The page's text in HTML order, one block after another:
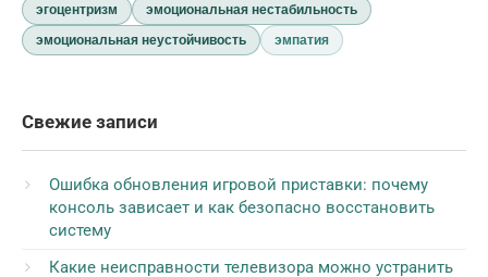
эгоцентризм
эмоциональная нестабильность
эмоциональная неустойчивость
эмпатия
Свежие записи
Ошибка обновления игровой приставки: почему
консоль зависает и как безопасно восстановить
систему
Какие неисправности телевизора можно устранить